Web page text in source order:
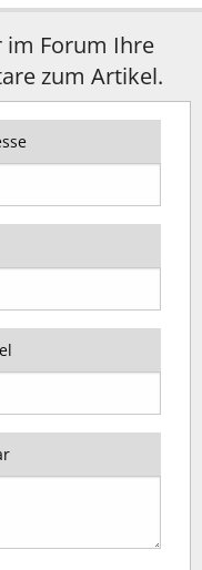
im Forum Ihre
zum Artikel.